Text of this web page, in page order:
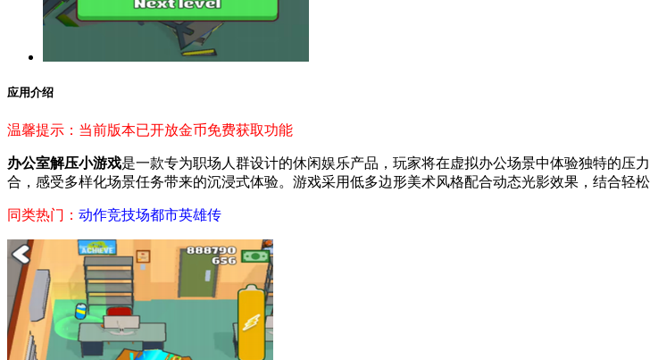
应用介绍
温馨提示：当前版本已开放金币免费获取功能
办公室解压小游戏是一款专为职场人群设计的休闲娱乐产品，玩家将在虚拟办公场景中体验独特的压
合，感受多样化场景任务带来的沉浸式体验。游戏采用低多边形美术风格配合动态光影效果，结合轻
同类热门： 动作竞技场都市英雄传